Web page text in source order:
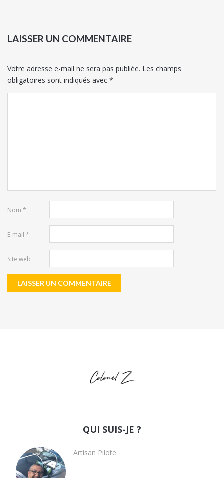
LAISSER UN COMMENTAIRE
Votre adresse e-mail ne sera pas publiée. Les champs
obligatoires sont indiqués avec *
Nom *
E-mail *
Site web
QUI SUIS-JE ?
Artisan Pilote